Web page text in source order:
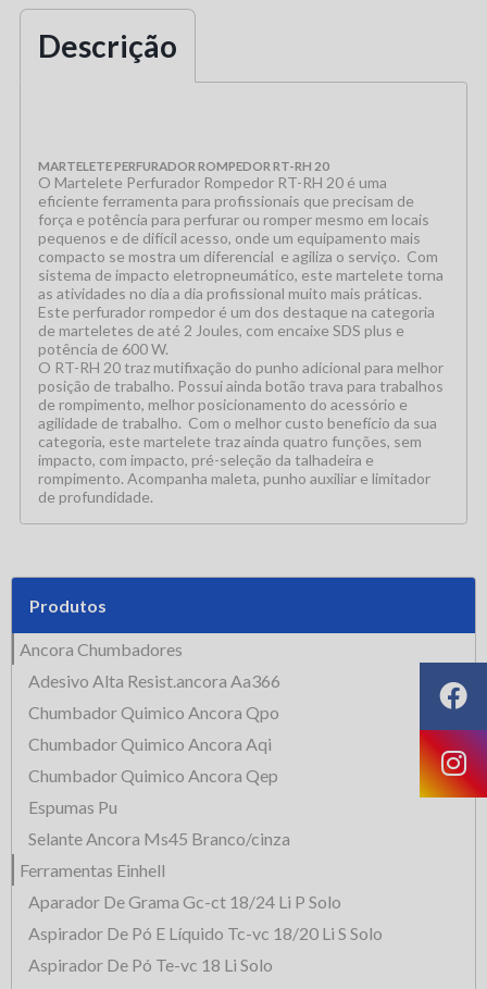
Descrição
MARTELETE PERFURADOR ROMPEDOR RT-RH 20
O Martelete Perfurador Rompedor RT-RH 20 é uma
eficiente ferramenta para profissionais que precisam de
força e potência para perfurar ou romper mesmo em locais
pequenos e de difícil acesso, onde um equipamento mais
compacto se mostra um diferencial e agiliza o serviço. Com
sistema de impacto eletropneumático, este martelete torna
as atividades no dia a dia profissional muito mais práticas.
Este perfurador rompedor é um dos destaque na categoria
de marteletes de até 2 Joules, com encaixe SDS plus e
potência de 600 W.
O RT-RH 20 traz mutifixação do punho adicional para melhor
posição de trabalho. Possui ainda botão trava para trabalhos
de rompimento, melhor posicionamento do acessório e
agilidade de trabalho. Com o melhor custo benefício da sua
categoria, este martelete traz ainda quatro funções, sem
impacto, com impacto, pré-seleção da talhadeira e
rompimento. Acompanha maleta, punho auxiliar e limitador
de profundidade.
Produtos
Ancora Chumbadores
Adesivo Alta Resist.ancora Aa366
Chumbador Quimico Ancora Qpo
Chumbador Quimico Ancora Aqi
Chumbador Quimico Ancora Qep
Espumas Pu
Selante Ancora Ms45 Branco/cinza
Ferramentas Einhell
Aparador De Grama Gc-ct 18/24 Li P Solo
Aspirador De Pó E Líquido Tc-vc 18/20 Li S Solo
Aspirador De Pó Te-vc 18 Li Solo